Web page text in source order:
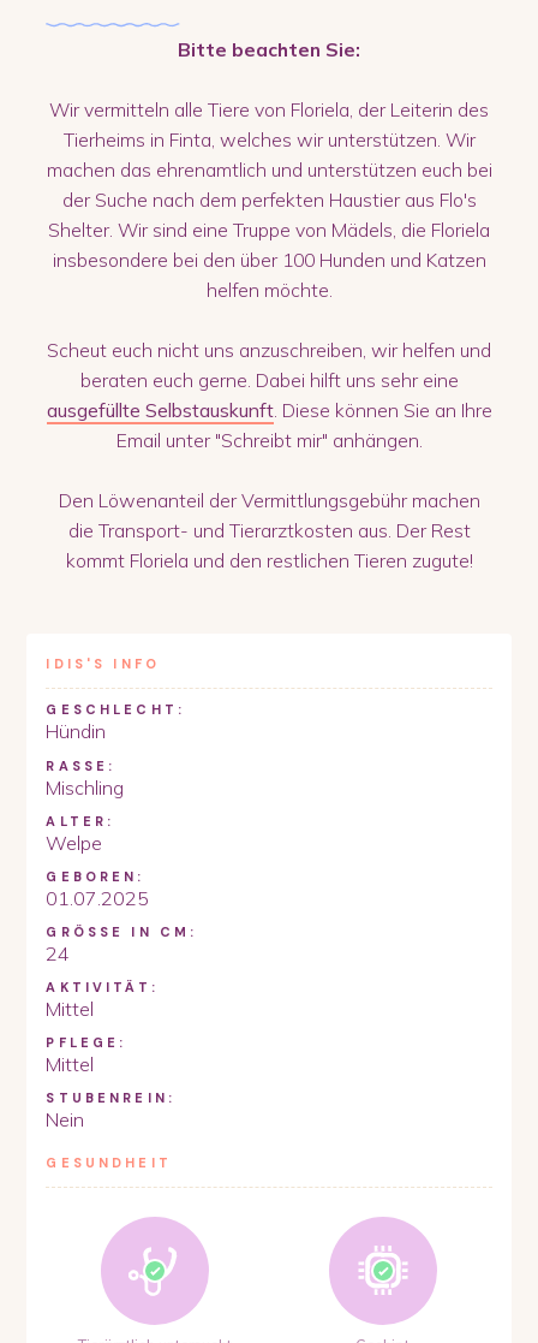
Bitte beachten Sie:
Wir vermitteln alle Tiere von Floriela, der Leiterin des
Tierheims in Finta, welches wir unterstützen. Wir
machen das ehrenamtlich und unterstützen euch bei
der Suche nach dem perfekten Haustier aus Flo's
Shelter. Wir sind eine Truppe von Mädels, die Floriela
insbesondere bei den über 100 Hunden und Katzen
helfen möchte.
Scheut euch nicht uns anzuschreiben, wir helfen und
beraten euch gerne. Dabei hilft uns sehr eine
ausgefüllte Selbstauskunft. Diese können Sie an Ihre
Email unter "Schreibt mir" anhängen.
Den Löwenanteil der Vermittlungsgebühr machen
die Transport- und Tierarztkosten aus. Der Rest
kommt Floriela und den restlichen Tieren zugute!
IDIS 'S INFO
GESCHLECHT:
Hündin
RASSE:
Mischling
ALTER:
Welpe
GEBOREN:
01.07.2025
GRÖSSE IN CM:
24
AKTIVITÄT:
Mittel
PFLEGE:
Mittel
STUBENREIN:
Nein
GESUNDHEIT